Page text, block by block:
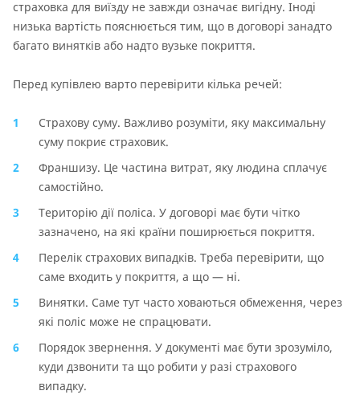
страховка для виїзду не завжди означає вигідну. Іноді
низька вартість пояснюється тим, що в договорі занадто
багато винятків або надто вузьке покриття.
Перед купівлею варто перевірити кілька речей:
Страхову суму. Важливо розуміти, яку максимальну
суму покриє страховик.
Франшизу. Це частина витрат, яку людина сплачує
самостійно.
Територію дії поліса. У договорі має бути чітко
зазначено, на які країни поширюється покриття.
Перелік страхових випадків. Треба перевірити, що
саме входить у покриття, а що — ні.
Винятки. Саме тут часто ховаються обмеження, через
які поліс може не спрацювати.
Порядок звернення. У документі має бути зрозуміло,
куди дзвонити та що робити у разі страхового
випадку.